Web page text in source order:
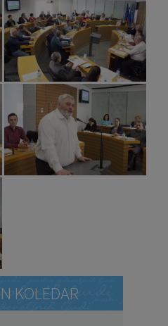
KOLEDAR